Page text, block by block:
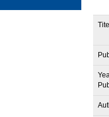
Titel